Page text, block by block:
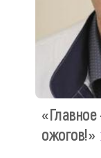
ожогов!»